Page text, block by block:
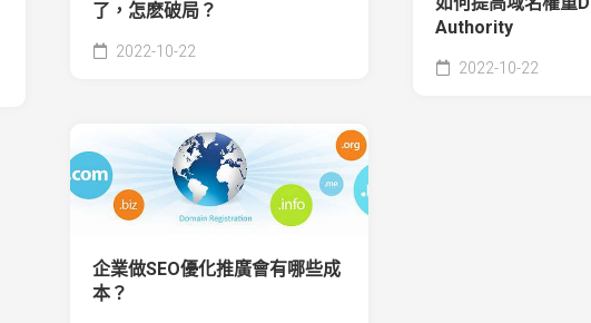
了，怎麽破局？
2022-10-22
Authority
2022-10-22
企業做SEO優化推廣會有哪些成
本？